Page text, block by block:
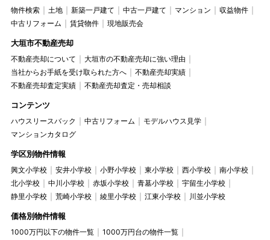
物件検索 土地 新築一戸建て 中古一戸建て マンション
収益物件
中古リフォーム
賃貸物件 現地販売会
大垣市不動産売却
不動産売却について
大垣市の不動産売却に強い理由
当社からお手紙を受け取られた方へ
不動産売却実績
不動産売却査定実績
不動産売却査定・売却相談
コンテンツ
ハウスリースバック 中古リフォーム
モデルハウス見学
マンションカタログ
学区別物件情報
興文小学校 安井小学校 小野小学校 東小学校 西小学校
南小学校
北小学校
中川小学校 赤坂小学校 青墓小学校
宇留生小学校
静里小学校
荒崎小学校 綾里小学校 江東小学校 川並小学校
価格別物件情報
1000万円以下の物件一覧
1000万円台の物件一覧